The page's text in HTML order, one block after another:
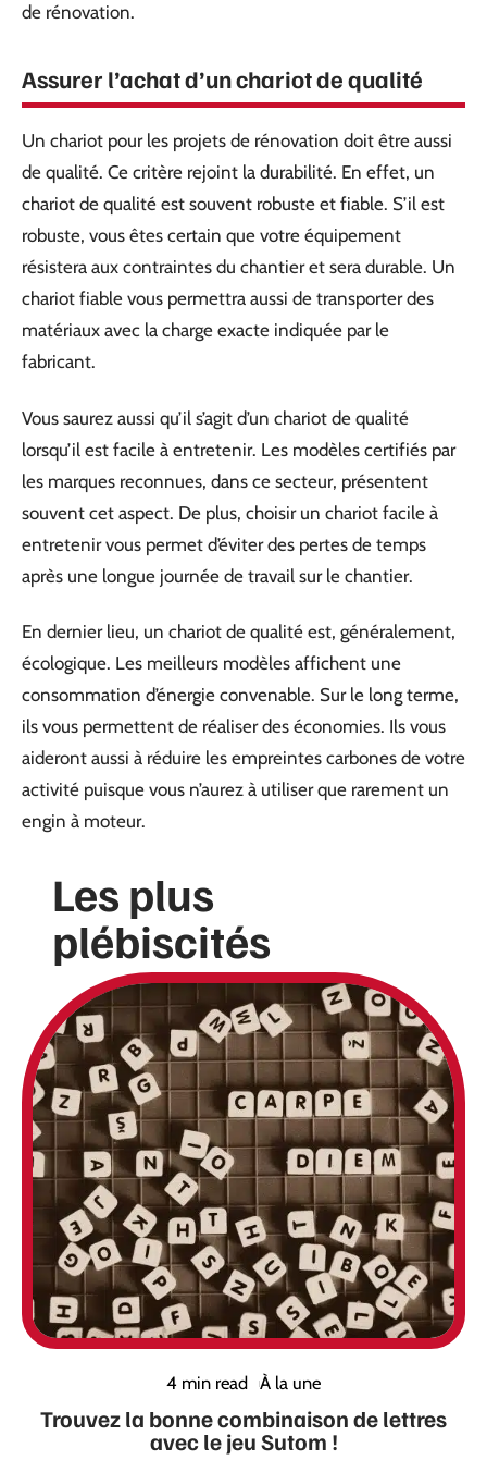
de rénovation.
Assurer l’achat d’un chariot de qualité
Un chariot pour les projets de rénovation doit être aussi
de qualité. Ce critère rejoint la durabilité. En effet, un
chariot de qualité est souvent robuste et fiable. S’il est
robuste, vous êtes certain que votre équipement
résistera aux contraintes du chantier et sera durable. Un
chariot fiable vous permettra aussi de transporter des
matériaux avec la charge exacte indiquée par le
fabricant.
Vous saurez aussi qu’il s’agit d’un chariot de qualité
lorsqu’il est facile à entretenir. Les modèles certifiés par
les marques reconnues, dans ce secteur, présentent
souvent cet aspect. De plus, choisir un chariot facile à
entretenir vous permet d’éviter des pertes de temps
après une longue journée de travail sur le chantier.
En dernier lieu, un chariot de qualité est, généralement,
écologique. Les meilleurs modèles affichent une
consommation d’énergie convenable. Sur le long terme,
ils vous permettent de réaliser des économies. Ils vous
aideront aussi à réduire les empreintes carbones de votre
activité puisque vous n’aurez à utiliser que rarement un
engin à moteur.
Les plus
plébiscités
4 min read À la une
Trouvez la bonne combinaison de lettres
avec le jeu Sutom !